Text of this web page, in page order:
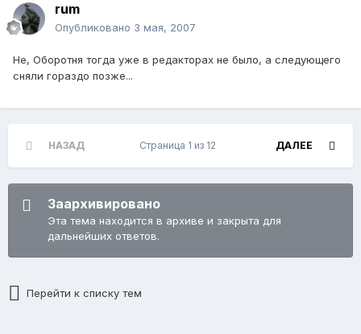
rum
Опубликовано 3 мая, 2007
Не, Оборотня тогда уже в редакторах не было, а следующего
сняли гораздо позже...
НАЗАД ДАЛЕЕ
Страница 1 из 12
Заархивировано
Эта тема находится в архиве и закрыта для
дальнейших ответов.
Перейти к списку тем